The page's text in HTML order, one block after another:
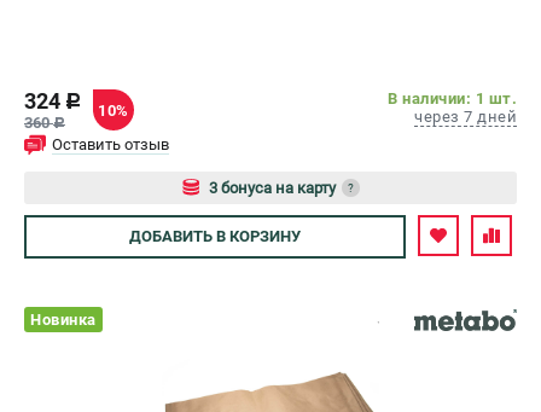
324 c
360c
10%
В наличии: 1 шт.
через 7 дней
Оставить отзыв
3 бонуса на карту ?
Авторизуйтесь
ДОБАВИТЬ В КОРЗИНУ
Новинка